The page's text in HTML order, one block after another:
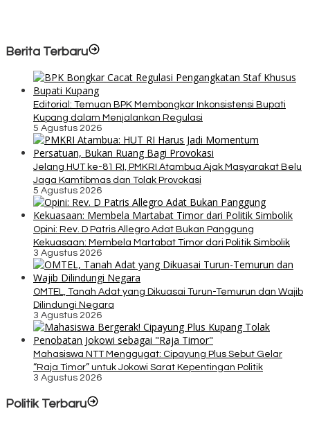
Berita Terbaru
Editorial: Temuan BPK Membongkar Inkonsistensi Bupati
Kupang dalam Menjalankan Regulasi
5 Agustus 2026
Jelang HUT ke-81 RI, PMKRI Atambua Ajak Masyarakat Belu
Jaga Kamtibmas dan Tolak Provokasi
5 Agustus 2026
Opini: Rev. D Patris Allegro Adat Bukan Panggung
Kekuasaan: Membela Martabat Timor dari Politik Simbolik
3 Agustus 2026
OMTEL, Tanah Adat yang Dikuasai Turun-Temurun dan Wajib
Dilindungi Negara
3 Agustus 2026
Mahasiswa NTT Menggugat: Cipayung Plus Sebut Gelar
“Raja Timor” untuk Jokowi Sarat Kepentingan Politik
3 Agustus 2026
Politik Terbaru